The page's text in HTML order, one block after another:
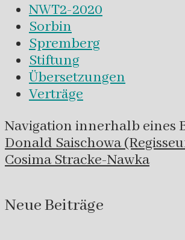
NWT2-2020
Sorbin
Spremberg
Stiftung
Übersetzungen
Verträge
Navigation innerhalb eines
Donald Saischowa
Cosima Stracke-Nawka
Neue Beiträge